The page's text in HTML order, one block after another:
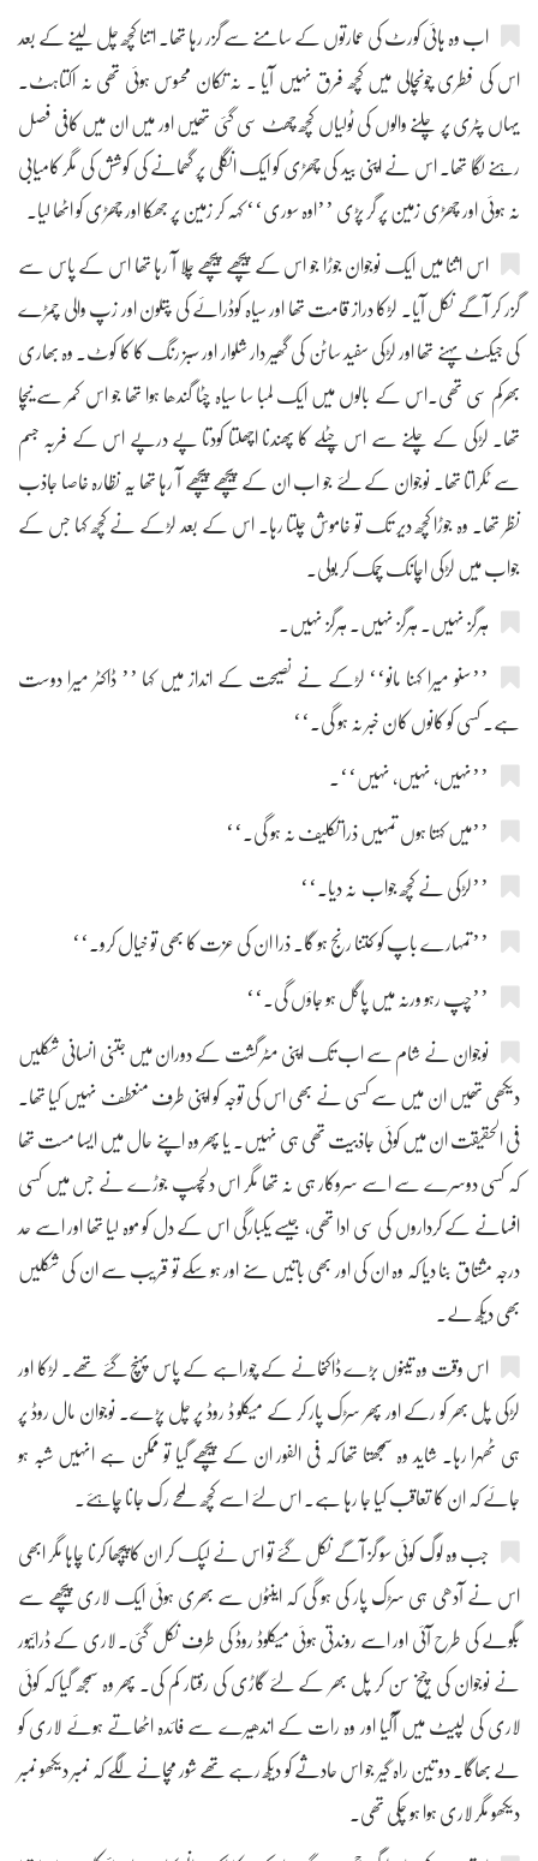
اب وہ ہائی کورٹ کی عمارتوں کے سامنے سے گزر رہا تھا۔ اتنا کچھ چل لینے کے بعد
اس کی فطری چونچالی میں کچھ فرق نہیں آیا ۔ نہ تکان محسوس ہوئی تھی نہ اکتاہٹ۔
یہاں پٹری پر چلنے والوں کی ٹولیاں کچھ چھٹ سی گئی تھیں اور میں ان میں کافی فصل
رہنے لگا تھا۔ اس نے اپنی بید کی چھڑی کو ایک انگلی پر گھمانے کی کوشش کی مگر کامیابی
نہ ہوئی اور چھڑی زمین پر گر پڑی ’’اوہ سوری‘‘ کہہ کر زمین پر جھکا اور چھڑی کو اٹھا لیا۔
اس اثنا میں ایک نوجوان جوڑا جو اس کے پیچھے پیچھے چلا آ رہا تھا اس کے پاس سے
گزر کر آگے نکل آیا۔ لڑکا دراز قامت تھا اور سیاہ کوڈرائے کی پتلون اور زپ والی چمڑے
کی جیکٹ پہنے تھا اور لڑکی سفید ساٹن کی گھیر دار شلوار اور سبز رنگ کا کا کوٹ۔ وہ بھاری
بھرکم سی تھی۔اس کے بالوں میں ایک لمبا سا سیاہ چٹا گندھا ہوا تھا جو اس کمر سے نیچا
تھا۔ لڑکی کے چلنے سے اس چٹلے کا پھندنا اچھلتا کودتا پے درپے اس کے فربہ جسم
سے ٹکراتا تھا۔ نوجوان کے لئے جو اب ان کے پیچھے پیچھے آ رہا تھا یہ نظارہ خاصا جاذب
نظر تھا۔ وہ جوڑا کچھ دیر تک تو خاموش چلتا رہا۔ اس کے بعد لڑکے نے کچھ کہا جس کے
جواب میں لڑکی اچانک چمک کر بولی۔
ہرگز نہیں۔ ہرگز نہیں۔ ہرگز نہیں۔
’’سنو میرا کہنا مانو‘‘ لڑکے نے نصیحت کے انداز میں کہا ’’ ڈاکٹر میرا دوست
ہے۔ کسی کو کانوں کان خبر نہ ہو گی۔‘‘
’’نہیں، نہیں، نہیں‘‘۔
’’میں کہتا ہوں تمہیں ذرا تکلیف نہ ہو گی۔‘‘
’’لڑکی نے کچھ جواب نہ دیا۔‘‘
’’تمہارے باپ کو کتنا رنج ہو گا۔ ذرا ان کی عزت کا بھی تو خیال کرو۔‘‘
’’چپ رہو ورنہ میں پاگل ہو جاؤں گی۔‘‘
نوجوان نے شام سے اب تک اپنی مٹر گشت کے دوران میں جتنی انسانی شکلیں
دیکھی تھیں ان میں سے کسی نے بھی اس کی توجہ کو اپنی طرف منعطف نہیں کیا تھا۔
فی الحقیقت ان میں کوئی جاذبیت تھی ہی نہیں۔ یا پھر وہ اپنے حال میں ایسا مست تھا
کہ کسی دوسرے سے اسے سروکار ہی نہ تھا مگر اس دلچسپ جوڑے نے جس میں کسی
افسانے کے کرداروں کی سی ادا تھی، جیسے یکبارگی اس کے دل کو موہ لیا تھا اور اسے حد
درجہ مشتاق بنا دیا کہ وہ ان کی اور بھی باتیں سنے اور ہو سکے تو قریب سے ان کی شکلیں
بھی دیکھ لے۔
اس وقت وہ تینوں بڑے ڈاکخانے کے چوراہے کے پاس پہنچ گئے تھے۔ لڑکا اور
لڑکی پل بھر کو رکے اور پھر سڑک پار کر کے میکلو ڈ روڈ پر چل پڑے۔ نوجوان مال روڈ پر
ہی ٹھہرا رہا۔ شاید وہ سمجھتا تھا کہ فی الفور ان کے پیچھے گیا تو ممکن ہے انہیں شبہ ہو
جائے کہ ان کا تعاقب کیا جا رہا ہے۔ اس لئے اسے کچھ لمحے رک جانا چاہئے۔
جب وہ لوگ کوئی سو گز آگے نکل گئے تو اس نے لپک کر ان کا پیچھا کرنا چاہا مگر ابھی
اس نے آدھی ہی سڑک پار کی ہو گی کہ اینٹوں سے بھری ہوئی ایک لاری پیچھے سے
بگولے کی طرح آئی اور اسے روندتی ہوئی میکلوڈ روڈ کی طرف نکل گئی۔ لاری کے ڈرائیور
نے نوجوان کی چیخ سن کر پل بھر کے لئے گاڑی کی رفتار کم کی۔ پھر وہ سمجھ گیا کہ کوئی
لاری کی لپیٹ میں آگیا اور وہ رات کے اندھیرے سے فائدہ اٹھاتے ہوئے لاری کو
لے بھاگا۔ دو تین راہ گیر جو اس حادثے کو دیکھ رہے تھے شور مچانے لگے کہ نمبر دیکھو نمبر
دیکھو مگر لاری ہوا ہو چکی تھی۔